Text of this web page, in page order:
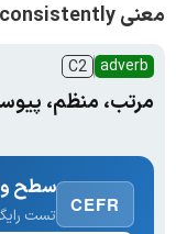
معنی consistently
adverb
C2
مرتب، منظم،
CEFR
سطح
تست رایگان · ۳۰ سوال ·